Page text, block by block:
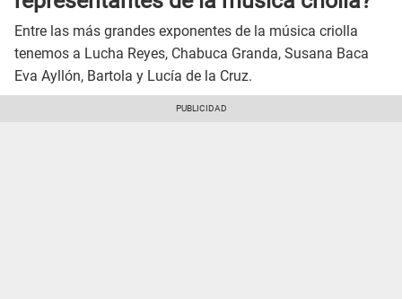
Entre las más grandes exponentes de la música criolla
tenemos a Lucha Reyes, Chabuca Granda, Susana Baca
Eva Ayllón, Bartola y Lucía de la Cruz.